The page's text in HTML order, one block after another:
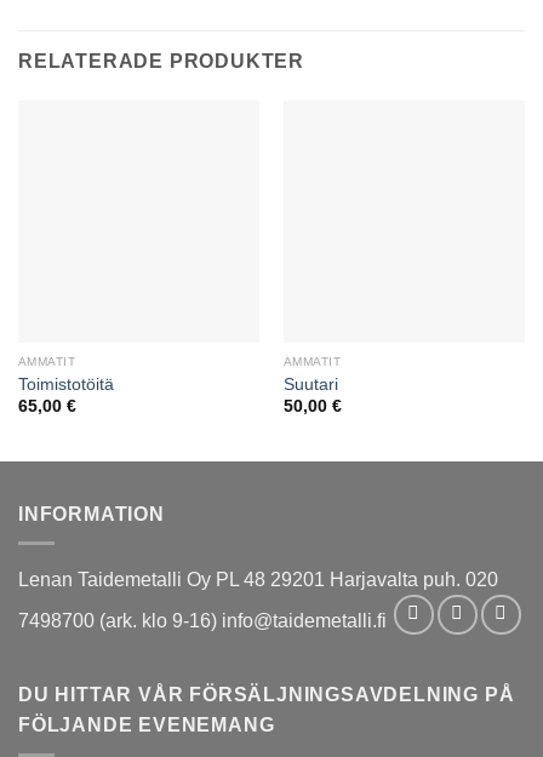
RELATERADE PRODUKTER
AMMATIT
Toimistotöitä
65,00 €
AMMATIT
Suutari
50,00 €
INFORMATION
Lenan Taidemetalli Oy PL 48 29201 Harjavalta puh. 020
7498700 (ark. klo 9-16) info@taidemetalli.fi
DU HITTAR VÅR FÖRSÄLJNINGSAVDELNING PÅ
FÖLJANDE EVENEMANG